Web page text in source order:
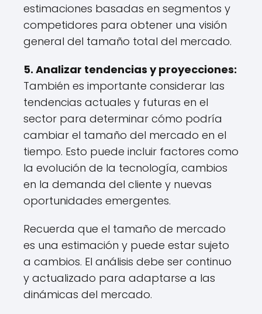
estimaciones basadas en segmentos y
competidores para obtener una visión
general del tamaño total del mercado.
5. Analizar tendencias y proyecciones:
También es importante considerar las
tendencias actuales y futuras en el
sector para determinar cómo podría
cambiar el tamaño del mercado en el
tiempo. Esto puede incluir factores como
la evolución de la tecnología, cambios
en la demanda del cliente y nuevas
oportunidades emergentes.
Recuerda que el tamaño de mercado
es una estimación y puede estar sujeto
a cambios. El análisis debe ser continuo
y actualizado para adaptarse a las
dinámicas del mercado.